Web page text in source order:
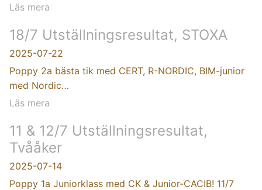
Läs mera
18/7 Utställningsresultat, STOXA
2025-07-22
Poppy 2a bästa tik med CERT, R-NORDIC, BIM-junior
med Nordic…
Läs mera
11 & 12/7 Utställningsresultat,
Tvååker
2025-07-14
Poppy 1a Juniorklass med CK & Junior-CACIB! 11/7